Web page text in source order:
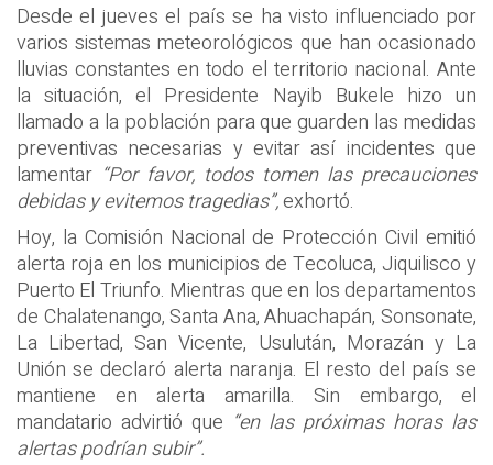
Desde el jueves el país se ha visto influenciado por
varios sistemas meteorológicos que han ocasionado
lluvias constantes en todo el territorio nacional. Ante
la situación, el Presidente Nayib Bukele hizo un
llamado a la población para que guarden las medidas
preventivas necesarias y evitar así incidentes que
lamentar “Por favor, todos tomen las precauciones
debidas y evitemos tragedias”,exhortó.
Hoy, la Comisión Nacional de Protección Civil emitió
alerta roja en los municipios de Tecoluca, Jiquilisco y
Puerto El Triunfo. Mientras que en los departamentos
de Chalatenango, Santa Ana, Ahuachapán, Sonsonate,
La Libertad, San Vicente, Usulután, Morazán y La
Unión se declaró alerta naranja. El resto del país se
mantiene en alerta amarilla. Sin embargo, el
mandatario advirtió que “en las próximas horas las
alertas podrían subir”.